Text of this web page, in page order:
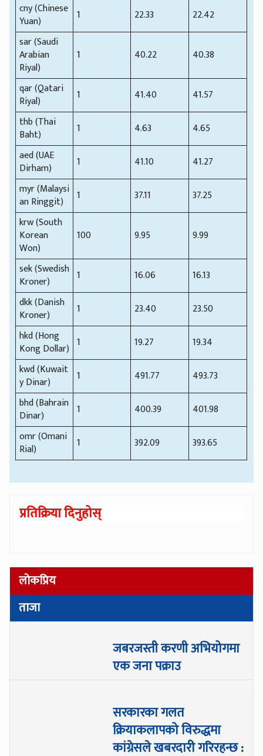
cny (Chinese
Yuan)
1 22.33
22.42
sar (Saudi
Arabian
Riyal)
1 40.22 40.38
qar (Qatari
Riyal)
1 41.40
41.57
thb (Thai
Baht)
1 4.63
4.65
aed (UAE
Dirham)
1 41.10
41.27
myr (Malaysi
an Ringgit)
1 37.11
37.25
krw (South
Korean
Won)
100 9.95 9.99
sek (Swedish
Kroner)
1 16.06
16.13
dkk (Danish
Kroner)
1 23.40
23.50
hkd (Hong
Kong Dollar) 1 19.27
19.34
kwd (Kuwait
y Dinar)
1 491.77
493.73
bhd (Bahrain
Dinar)
1 400.39
401.98
omr (Omani
Rial)
1 392.09 393.65
प्रतिक्रिया दिनुहोस्
लोकप्रिय
ताजा
जबरजस्ती करणी अभियोगमा
एक जना पक्राउ
सरकारका गलत
क्रियाकलापको विरुद्धमा
कांग्रेसले खबरदारी गरिरहन्छ :